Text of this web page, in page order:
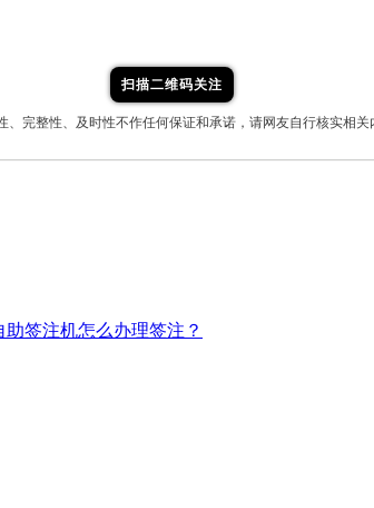
扫描二维码关注
完整性、及时性不作任何保证和承诺，请网友自行核实相关
签注机怎么办理签注？